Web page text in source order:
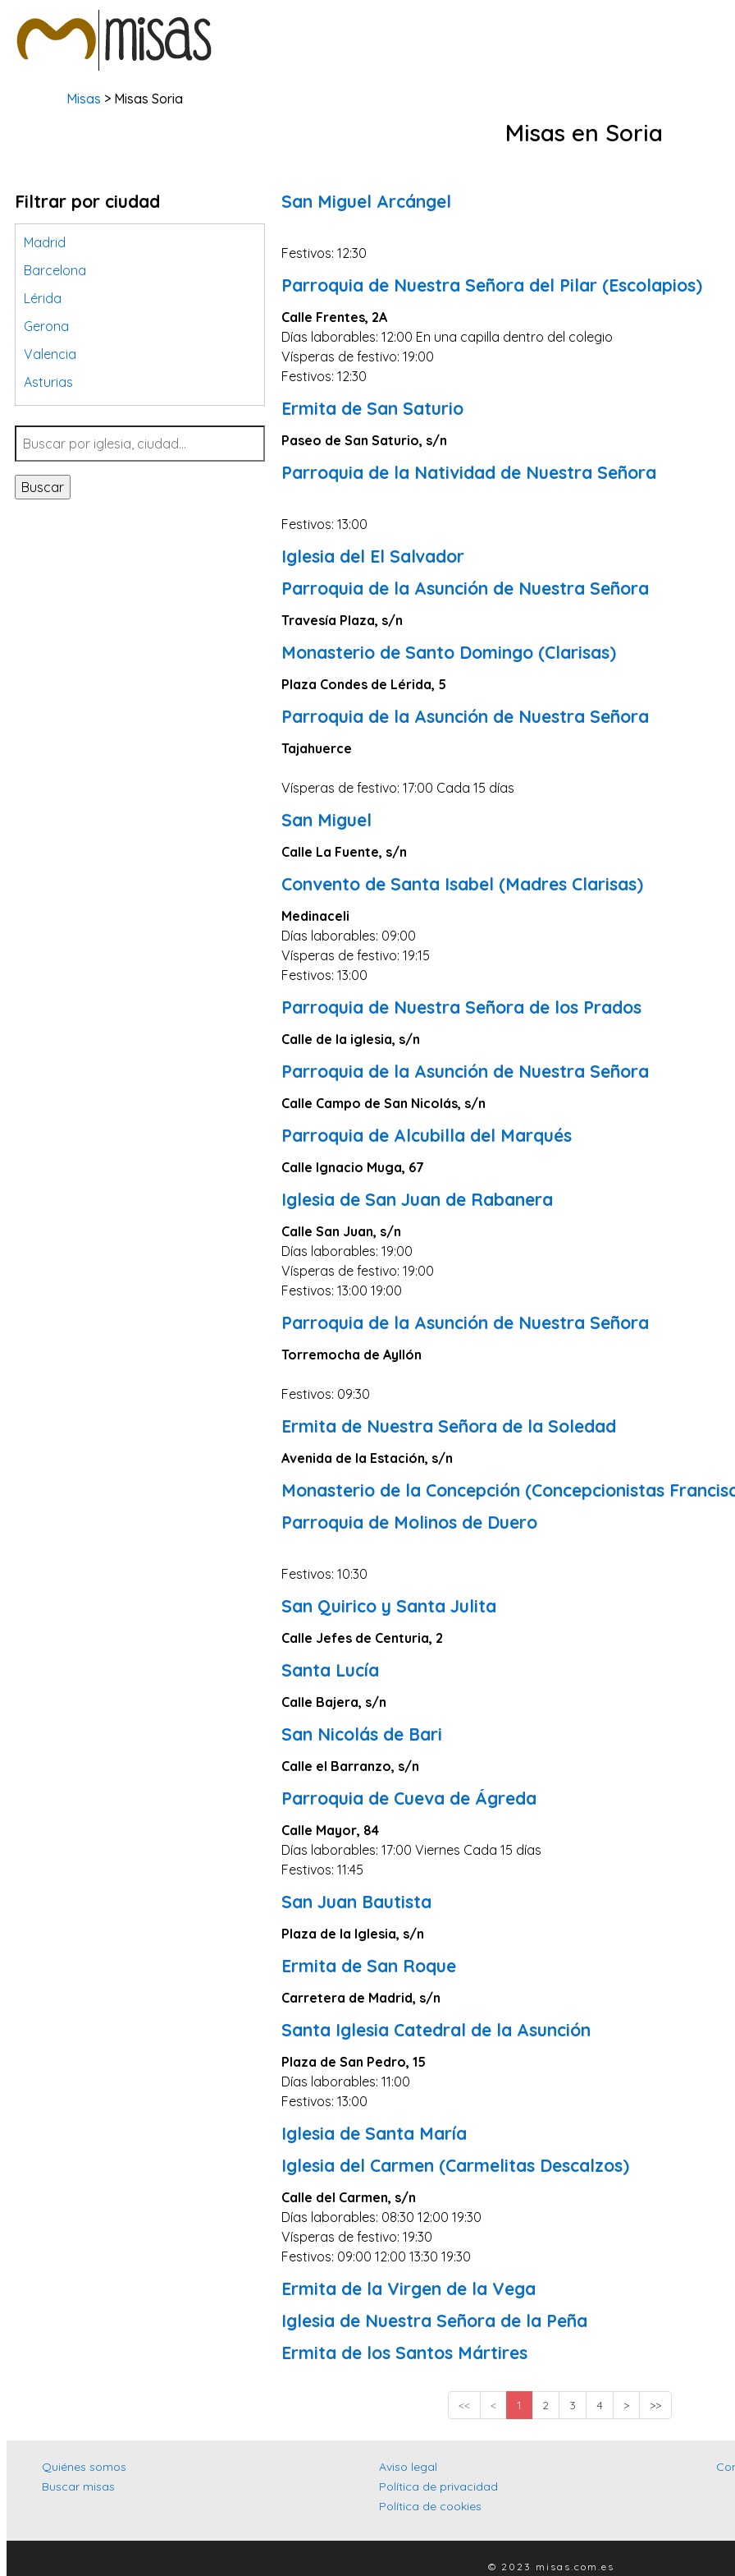
Misas > Misas Soria
Misas en Soria
Filtrar por ciudad
Madrid
Barcelona
Lérida
Gerona
Valencia
Asturias
Tarragona
Navarra
Valladolid
Sevilla
Buscar
San Miguel Arcángel
Festivos: 12:30
Parroquia de Nuestra Señora del Pilar (Escolapios)
Calle Frentes, 2A
Días laborables: 12:00 En una capilla dentro del colegio
Vísperas de festivo: 19:00
Festivos: 12:30
Ermita de San Saturio
Paseo de San Saturio, s/n
Parroquia de la Natividad de Nuestra Señora
Festivos: 13:00
Iglesia del El Salvador
Parroquia de la Asunción de Nuestra Señora
Travesía Plaza, s/n
Monasterio de Santo Domingo (Clarisas)
Plaza Condes de Lérida, 5
Parroquia de la Asunción de Nuestra Señora
Tajahuerce
Vísperas de festivo: 17:00 Cada 15 días
San Miguel
Calle La Fuente, s/n
Convento de Santa Isabel (Madres Clarisas)
Medinaceli
Días laborables: 09:00
Vísperas de festivo: 19:15
Festivos: 13:00
Parroquia de Nuestra Señora de los Prados
Calle de la iglesia, s/n
Parroquia de la Asunción de Nuestra Señora
Calle Campo de San Nicolás, s/n
Parroquia de Alcubilla del Marqués
Calle Ignacio Muga, 67
Iglesia de San Juan de Rabanera
Calle San Juan, s/n
Días laborables: 19:00
Vísperas de festivo: 19:00
Festivos: 13:00 19:00
Parroquia de la Asunción de Nuestra Señora
Torremocha de Ayllón
Festivos: 09:30
Ermita de Nuestra Señora de la Soledad
Avenida de la Estación, s/n
Monasterio de la Concepción (Concepcionistas
Parroquia de Molinos de Duero
Festivos: 10:30
San Quirico y Santa Julita
Calle Jefes de Centuria, 2
Santa Lucía
Calle Bajera, s/n
San Nicolás de Bari
Calle el Barranzo, s/n
Parroquia de Cueva de Ágreda
Calle Mayor, 84
Días laborables: 17:00 Viernes Cada 15 días
Festivos: 11:45
San Juan Bautista
Plaza de la Iglesia, s/n
Ermita de San Roque
Carretera de Madrid, s/n
Santa Iglesia Catedral de la Asunción
Plaza de San Pedro, 15
Días laborables: 11:00
Festivos: 13:00
Iglesia de Santa María
Iglesia del Carmen (Carmelitas Descalzos)
Calle del Carmen, s/n
Días laborables: 08:30 12:00 19:30
Vísperas de festivo: 19:30
Festivos: 09:00 12:00 13:30 19:30
Ermita de la Virgen de la Vega
Iglesia de Nuestra Señora de la Peña
Ermita de los Santos Mártires
<< < 1 2 3 4 > >>
Quiénes somos
Buscar misas
Aviso legal
Política de privacidad
Política de cookies
© 2023 misas.com.es